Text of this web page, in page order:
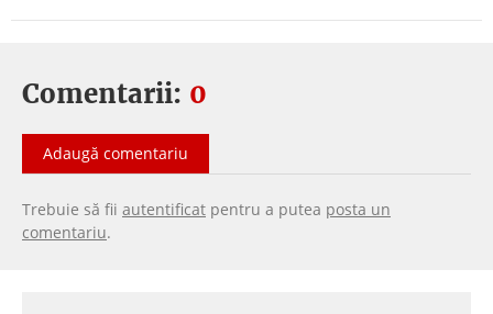
Comentarii: 0
Adaugă comentariu
Trebuie să fii autentificat pentru a putea posta un
comentariu.